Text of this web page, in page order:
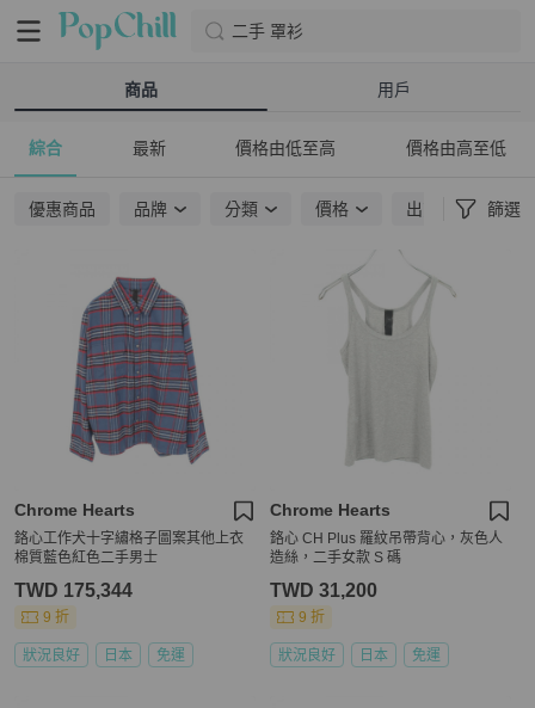
二手 罩衫
商品 用戶
綜合 最新 價格由低至高 價格由高至低
優惠商品 品牌 分類 價格 出貨地點 篩選
Chrome Hearts
鉻心工作犬十字繡格子圖案其他上衣
棉質藍色紅色二手男士
TWD 175,344
9 折
狀況良好 日本 免運
Chrome Hearts
鉻心 CH Plus 羅紋吊帶背心，灰色人
造絲，二手女款 S 碼
TWD 31,200
9 折
狀況良好 日本 免運